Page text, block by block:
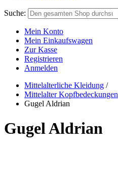
Suche:
Mein Konto
Mein Einkaufswagen
Zur Kasse
Registrieren
Anmelden
Mittelalterliche Kleidung /
Mittelalter Kopfbedeckungen
Gugel Aldrian
Gugel Aldrian